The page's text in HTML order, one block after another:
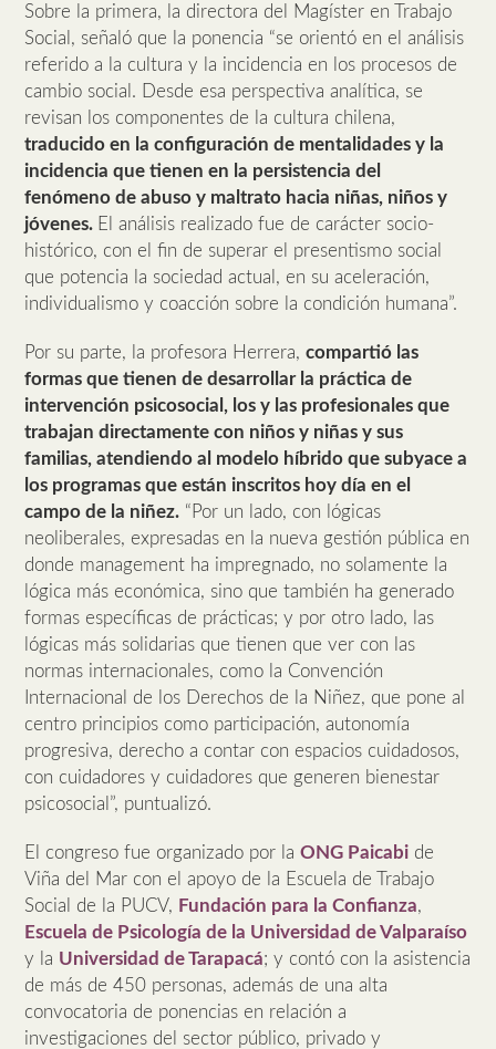
Sobre la primera, la directora del Magíster en Trabajo
Social, señaló que la ponencia “se orientó en el análisis
referido a la cultura y la incidencia en los procesos de
cambio social. Desde esa perspectiva analítica, se
revisan los componentes de la cultura chilena,
traducido en la configuración de mentalidades y la
incidencia que tienen en la persistencia del
fenómeno de abuso y maltrato hacia niñas, niños y
jóvenes. El análisis realizado fue de carácter socio-
histórico, con el fin de superar el presentismo social
que potencia la sociedad actual, en su aceleración,
individualismo y coacción sobre la condición humana”.
Por su parte, la profesora Herrera,compartió las
formas que tienen de desarrollar la práctica de
intervención psicosocial, los y las profesionales que
trabajan directamente con niños y niñas y sus
familias, atendiendo al modelo híbrido que subyace a
los programas que están inscritos hoy día en el
campo de la niñez. “Por un lado, con lógicas
neoliberales, expresadas en la nueva gestión pública en
donde management ha impregnado, no solamente la
lógica más económica, sino que también ha generado
formas específicas de prácticas; y por otro lado, las
lógicas más solidarias que tienen que ver con las
normas internacionales, como la Convención
Internacional de los Derechos de la Niñez, que pone al
centro principios como participación, autonomía
progresiva, derecho a contar con espacios cuidadosos,
con cuidadores y cuidadores que generen bienestar
psicosocial”, puntualizó.
El congreso fue organizado por laONG Paicabi de
Viña del Mar con el apoyo de la Escuela de Trabajo
Social de la PUCV, Fundación para la Confianza,
Escuela de Psicología de la Universidad de Valparaíso
y la Universidad de Tarapacá; y contó con la asistencia
de más de 450 personas, además de una alta
convocatoria de ponencias en relación a
investigaciones del sector público, privado y